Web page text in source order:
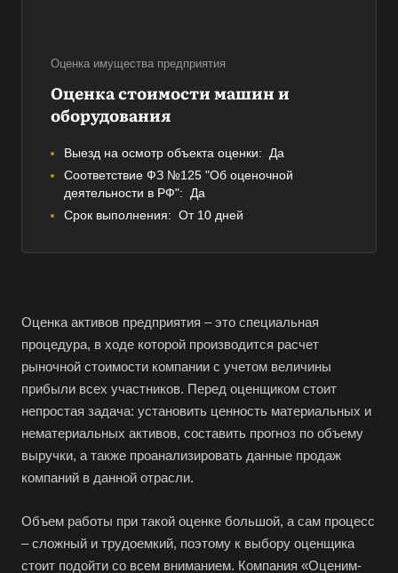
Оценка имущества предприятия
Оценка стоимости машин и
оборудования
Выезд на осмотр объекта оценки:
Да
Соответствие ФЗ №125 "Об оценочной
деятельности в РФ":
Да
Срок выполнения: От 10 дней
Оценка активов предприятия – это специальная
процедура, в ходе которой производится расчет
рыночной стоимости компании с учетом величины
прибыли всех участников. Перед оценщиком стоит
непростая задача: установить ценность материальных и
нематериальных активов, составить прогноз по объему
выручки, а также проанализировать данные продаж
компаний в данной отрасли.
Объем работы при такой оценке большой, а сам процесс
– сложный и трудоемкий, поэтому к выбору оценщика
стоит подойти со всем вниманием. Компания «Оценим-